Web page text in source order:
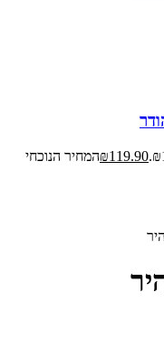
₪119.90
המחיר הנוכחי